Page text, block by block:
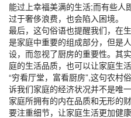
能过上幸福美满的生活;而有些人
过于奢侈浪费，也会陷入困境。
最后，这句俗语也提醒我们，在
是家庭中重要的组成部分，但是
设，而忽视了厨房的重要性。其
庭的生活品质，也可以让家庭生
“穷看厅堂，富看厨房”,这句农村
诉我们家庭的经济状况并不是唯
家庭所拥有的内在品质和无形的
要注重细节，让家庭生活更加健康